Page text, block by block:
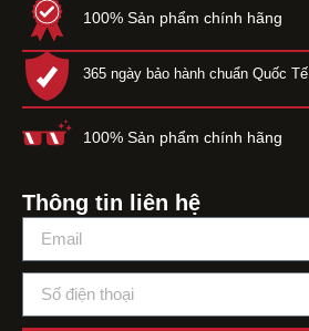
100% Sản phẩm chính hãng
365 ngày bảo hành chuẩn Quốc Tế
100% Sản phẩm chính hãng
Thông tin liên hệ